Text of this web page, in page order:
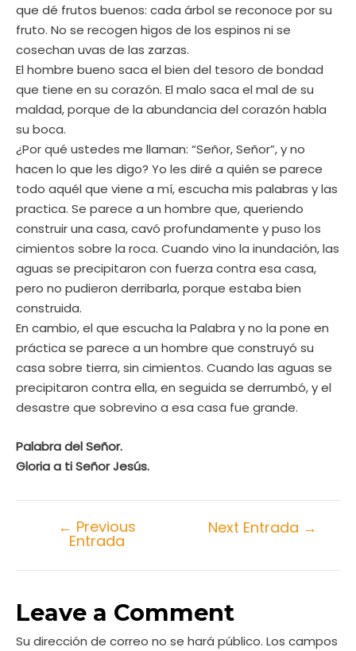
que dé frutos buenos: cada árbol se reconoce por su
fruto. No se recogen higos de los espinos ni se
cosechan uvas de las zarzas.
El hombre bueno saca el bien del tesoro de bondad
que tiene en su corazón. El malo saca el mal de su
maldad, porque de la abundancia del corazón habla
su boca.
¿Por qué ustedes me llaman: “Señor, Señor”, y no
hacen lo que les digo? Yo les diré a quién se parece
todo aquél que viene a mí, escucha mis palabras y las
practica. Se parece a un hombre que, queriendo
construir una casa, cavó profundamente y puso los
cimientos sobre la roca. Cuando vino la inundación, las
aguas se precipitaron con fuerza contra esa casa,
pero no pudieron derribarla, porque estaba bien
construida.
En cambio, el que escucha la Palabra y no la pone en
práctica se parece a un hombre que construyó su
casa sobre tierra, sin cimientos. Cuando las aguas se
precipitaron contra ella, en seguida se derrumbó, y el
desastre que sobrevino a esa casa fue grande.
Palabra del Señor.
Gloria a ti Señor Jesús.
← Previous
Entrada
Next Entrada →
Leave a Comment
Su dirección de correo no se hará público. Los campos